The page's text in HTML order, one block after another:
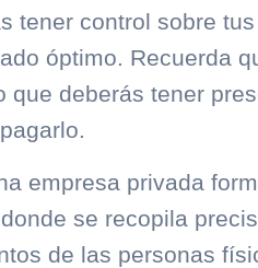
tener control sobre
óptimo. Recuerda
que deberás tener
empresa privada
se recopila
de las personas